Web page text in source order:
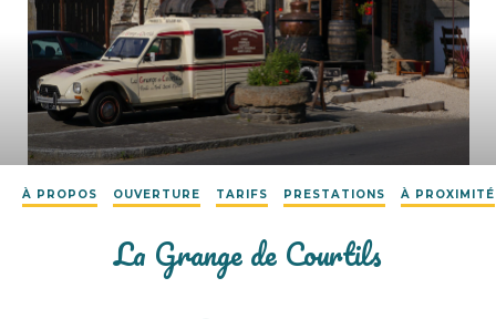
À PROPOS OUVERTURE TARIFS PRESTATIONS À PROXIMITÉ
La Grange de Courtils